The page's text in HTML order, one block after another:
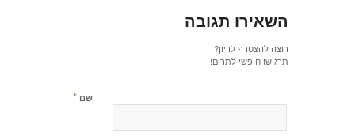
השאירו תגובה
רוצה להצטרף לדיון?
תרגישו חופשי לתרום!
שם *